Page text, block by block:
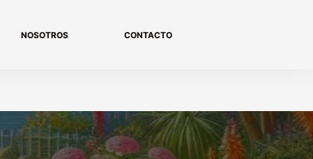
NOSOTROS CONTACTO